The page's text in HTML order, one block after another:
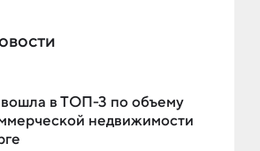
в ТОП-3 по объему
недвижимости